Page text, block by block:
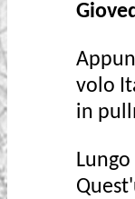
volo
in